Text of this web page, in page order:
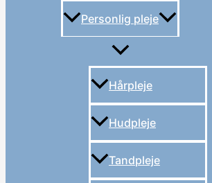
Personlig pleje
Hårpleje
Hudpleje
Tandpleje